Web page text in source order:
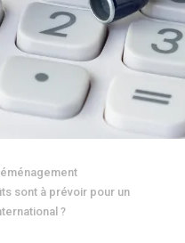
sont à prévoir pour un
?